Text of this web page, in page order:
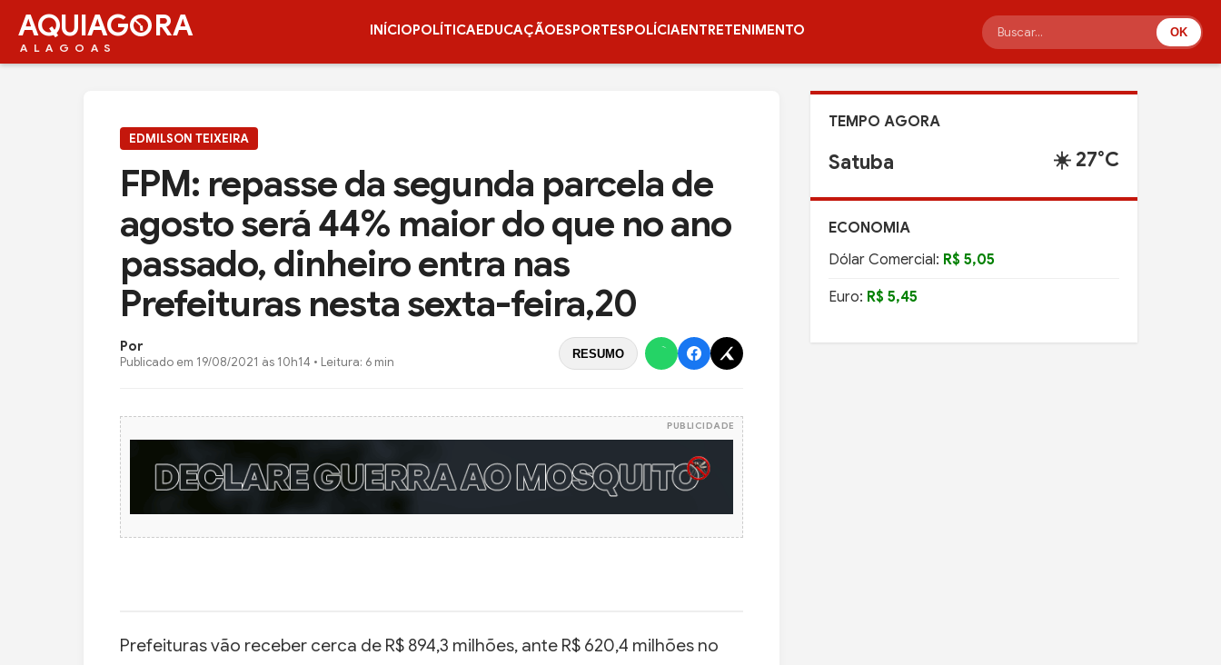
AQUIAG RA
ALAGOAS
INÍCIOPOLÍTICAEDUCAÇÃOESPORTESPOLÍCIAENTRETENIMENTO OK
EDMILSON TEIXEIRA
FPM: repasse da segunda parcela de
agosto será 44% maior do que no ano
passado, dinheiro entra nas
Prefeituras nesta sexta-feira,20
Por
Publicado em 19/08/2021 às 10h14 • Leitura: 6 min
RESUMO
PUBLICIDADE
Prefeituras vão receber cerca de R$ 894,3 milhões, ante R$ 620,4 milhões no
TEMPO AGORA
Satuba ☀️ 27°C
ECONOMIA
Dólar Comercial: R$ 5,05
Euro: R$ 5,45